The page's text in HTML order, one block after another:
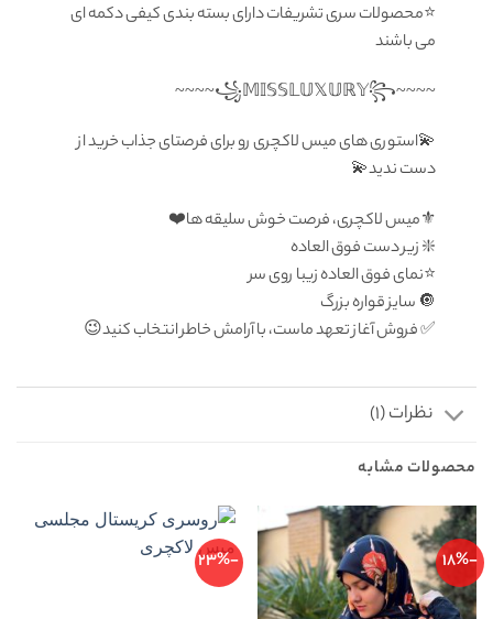
⭐️محصولات سری تشریفات دارای بسته بندی کیفی دکمه ای
می باشند
💫استوری های میس لاکچری رو برای فرصتای جذاب خرید از
دست ندید💫
⚜️میس لاکچری، فرصت خوش سلیقه ها❤️
❇️ زیر دست فوق العاده
⭐️نمای فوق العاده زیبا روی سر
🔘 سايز قواره بزرگ
✅ فروش آغاز تعهد ماست، با آرامش خاطر انتخاب كنيد😉
نظرات (1)
محصولات مشابه
-18%
-23%